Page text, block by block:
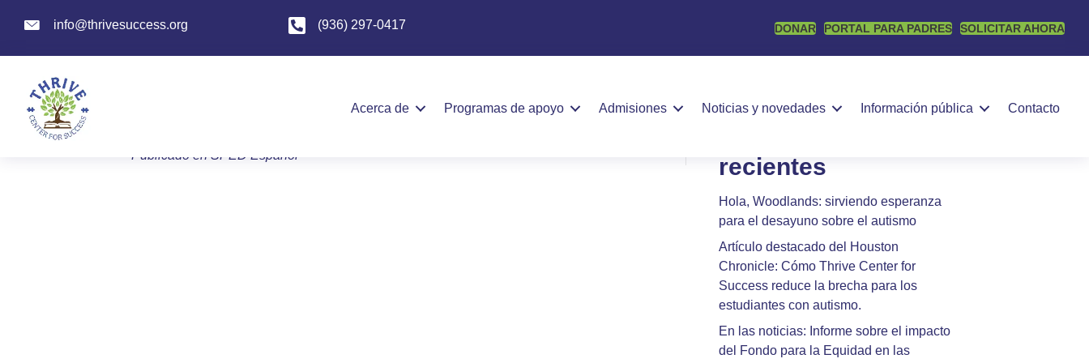
info@thrivesuccess.org
info@thrivesuccess.org (936) 297-0417 DONAR PORTAL PARA PADRES SOLICITAR AHORA
Acerca de Programas de apoyo Admisiones Noticias y novedades Información pública Contacto
Guía ARD: idiomas adicionales
Publicado en SPED Espanol
recientes
Hola, Woodlands: sirviendo esperanza
para el desayuno sobre el autismo
Artículo destacado del Houston
Chronicle: Cómo Thrive Center for
Success reduce la brecha para los
estudiantes con autismo.
En las noticias: Informe sobre el impacto
del Fondo para la Equidad en las